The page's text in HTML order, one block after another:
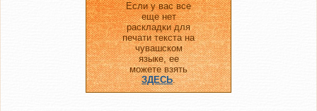
Если у вас все
еще нет
раскладки для
печати текста на
чувашском
языке, ее
можете взять
ЗДЕСЬ.